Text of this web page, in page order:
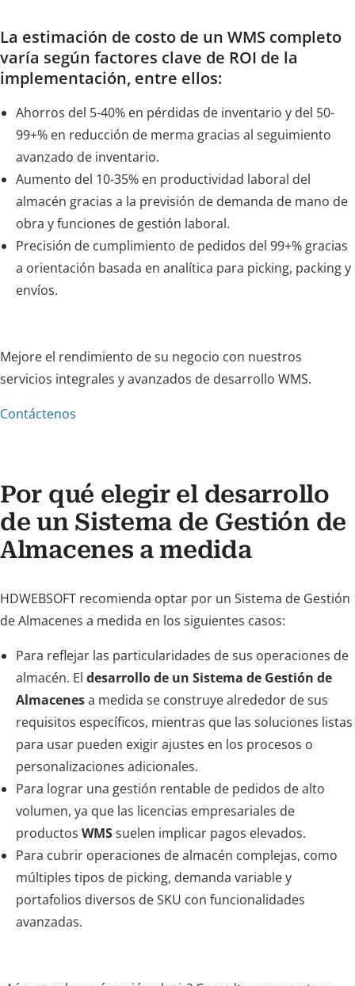
La estimación de costo de un WMS completo
varía según factores clave de ROI de la
implementación, entre ellos:
Ahorros del 5-40% en pérdidas de inventario y del 50-
99+% en reducción de merma gracias al seguimiento
avanzado de inventario.
Aumento del 10-35% en productividad laboral del
almacén gracias a la previsión de demanda de mano de
obra y funciones de gestión laboral.
Precisión de cumplimiento de pedidos del 99+% gracias
a orientación basada en analítica para picking, packing y
envíos.
Mejore el rendimiento de su negocio con nuestros
servicios integrales y avanzados de desarrollo WMS.
Contáctenos
Por qué elegir el desarrollo
de un Sistema de Gestión de
Almacenes a medida
HDWEBSOFT recomienda optar por un Sistema de Gestión
de Almacenes a medida en los siguientes casos:
Para reflejar las particularidades de sus operaciones de
almacén. El desarrollo de un Sistema de Gestión de
Almacenesa medida se construye alrededor de sus
requisitos específicos, mientras que las soluciones listas
para usar pueden exigir ajustes en los procesos o
personalizaciones adicionales.
Para lograr una gestión rentable de pedidos de alto
volumen, ya que las licencias empresariales de
productos WMSsuelen implicar pagos elevados.
Para cubrir operaciones de almacén complejas, como
múltiples tipos de picking, demanda variable y
portafolios diversos de SKU con funcionalidades
avanzadas.